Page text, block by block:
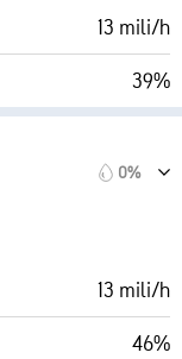
13 mili/h
39%
5 mili
0%
13 mili/h
46%